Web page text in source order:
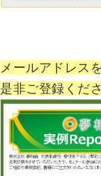
メールアドレス
是非ご登録くだ